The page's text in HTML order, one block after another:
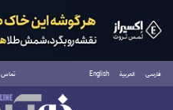
فارسی العربية English تماس
پنجشنبه ۱۵ مرداد ۱۴۰۵